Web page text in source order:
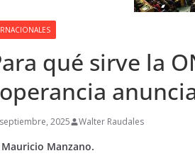
qué sirve la
2025 Walter Raudales
Manzano.